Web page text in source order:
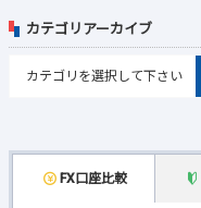
FX口座比較
カテゴリアーカイブ